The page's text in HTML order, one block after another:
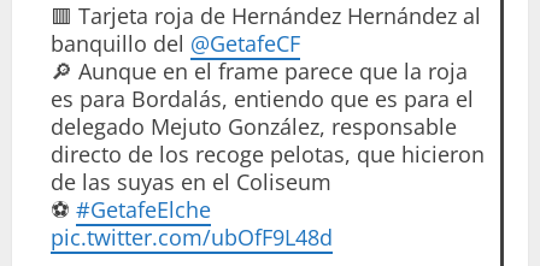
🟥 Tarjeta roja de Hernández Hernández al
banquillo del @GetafeCF
🔎 Aunque en el frame parece que la roja
es para Bordalás, entiendo que es para el
delegado Mejuto González, responsable
directo de los recoge pelotas, que hicieron
de las suyas en el Coliseum
⚽️ #GetafeElche
pic.twitter.com/ubOfF9L48d